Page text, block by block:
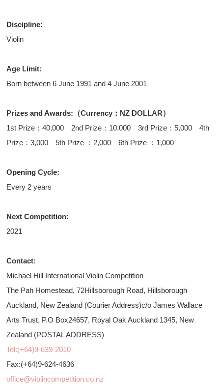
Discipline:
Violin
Age Limit:
Born between 6 June 1991 and 4 June 2001
Prizes and Awards:（Currency：NZ DOLLAR）
1st Prize：40,000 2nd Prize：10.000 3rd Prize：5,000 4th
Prize：3,000 5th Prize ：2,000 6th Prize ：1,000
Opening Cycle:
Every 2 years
Next Competition:
2021
Contact:
Michael Hill International Violin Competition
The Pah Homestead, 72Hillsborough Road, Hillsborough
Auckland, New Zealand (Courier Address)c/o James Wallace
Arts Trust, P.O Box24657, Royal Oak Auckland 1345, New
Zealand (POSTAL ADDRESS)
Tel:(+64)9-639-2010
Fax:(+64)9-624-4636
office@violincompetition.co.nz